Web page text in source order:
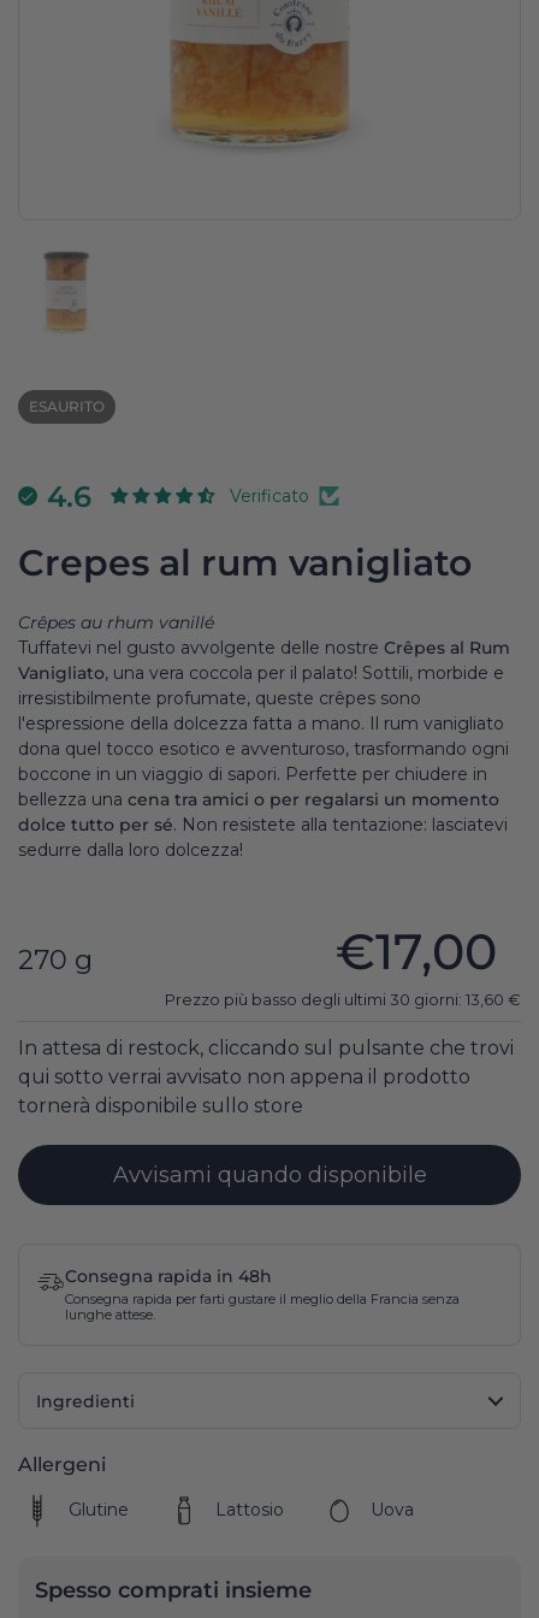
ESAURITO
4.6 Verificato
Crepes al rum vanigliato
Crêpes au rhum vanillé
Tuffatevi nel gusto avvolgente delle nostre Crêpes al Rum
Vanigliato, una vera coccola per il palato! Sottili, morbide e
irresistibilmente profumate, queste crêpes sono
l'espressione della dolcezza fatta a mano. Il rum vanigliato
dona quel tocco esotico e avventuroso, trasformando ogni
boccone in un viaggio di sapori. Perfette per chiudere in
bellezza una cena tra amici o per regalarsi un momento
dolce tutto per sé. Non resistete alla tentazione: lasciatevi
sedurre dalla loro dolcezza!
270 g €17,00
Prezzo più basso degli ultimi 30 giorni: 13,60 €
In attesa di restock, cliccando sul pulsante che trovi
qui sotto verrai avvisato non appena il prodotto
tornerà disponibile sullo store
Avvisami quando disponibile
Consegna rapida in 48h
Consegna rapida per farti gustare il meglio della Francia senza
lunghe attese.
Ingredienti
Allergeni
Glutine Lattosio Uova
Spesso comprati insieme